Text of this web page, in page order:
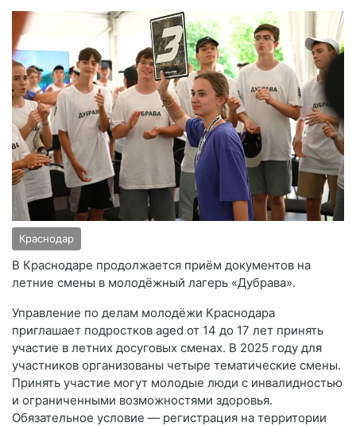
Краснодар
В Краснодаре продолжается приём документов на
летние смены в молодёжный лагерь «Дубрава».
Управление по делам молодёжи Краснодара
приглашает подростков aged от 14 до 17 лет принять
участие в летних досуговых сменах. В 2025 году для
участников организованы четыре тематические смены.
Принять участие могут молодые люди с инвалидностью
и ограниченными возможностями здоровья.
Обязательное условие — регистрация на территории